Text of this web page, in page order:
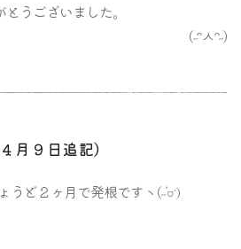
とうございました｡
(˶ᵔㅅᵔ˶)
月９日追記)
うど２ヶ月で発根ですヽ(˶´ᗜ`)